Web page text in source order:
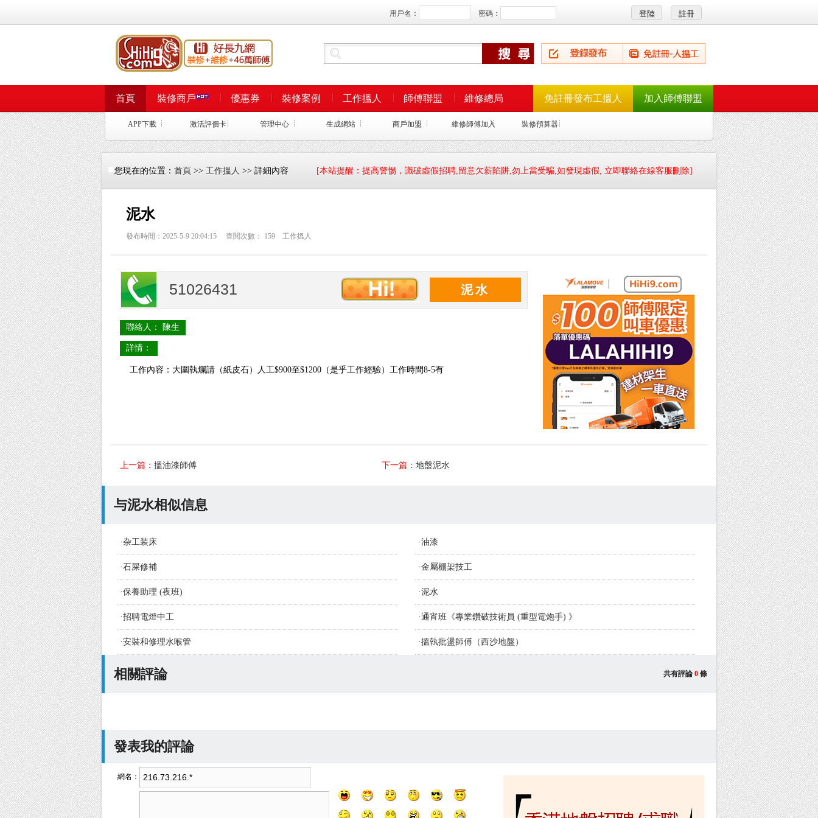
用戶名： 密碼：
首頁 裝修商戶 優惠券 裝修案例 工作搵人 師傅聯盟 維修總局 加入師傅聯盟
免註冊發布工搵人
APP下載 激活評價卡 管理中心 生成網站 商戶加盟 維修師傅加入 裝修預算器
您現在的位置： 首頁 >> 工作搵人 >> 詳細內容 [本站提醒：提高警惕，識破虛假招聘,留意欠薪陷阱,勿上當受騙,如發現虛假, 立即聯絡在線客服刪除]
泥水
發布時間：2025-5-9 20:04:15 查閱次數： 159 工作搵人
51026431 泥水
聯絡人： 陳生
詳情：
工作內容：大圍執爛請（紙皮石）人工$900至$1200 （是乎工作經驗）工作時間8-5有
上一篇： 搵油漆師傅 下一篇： 地盤泥水
与泥水相似信息
·杂工装床 ·油漆
·石屎修補 ·金屬棚架技工
·保養助理 (夜班) ·泥水
·招聘電燈中工 ·通宵班《專業鑽破技術員 (重型電炮手) 》
·安裝和修理水喉管 ·搵執批盪師傅（西沙地盤）
共有評論 0 條
相關評論
發表我的評論
網名：